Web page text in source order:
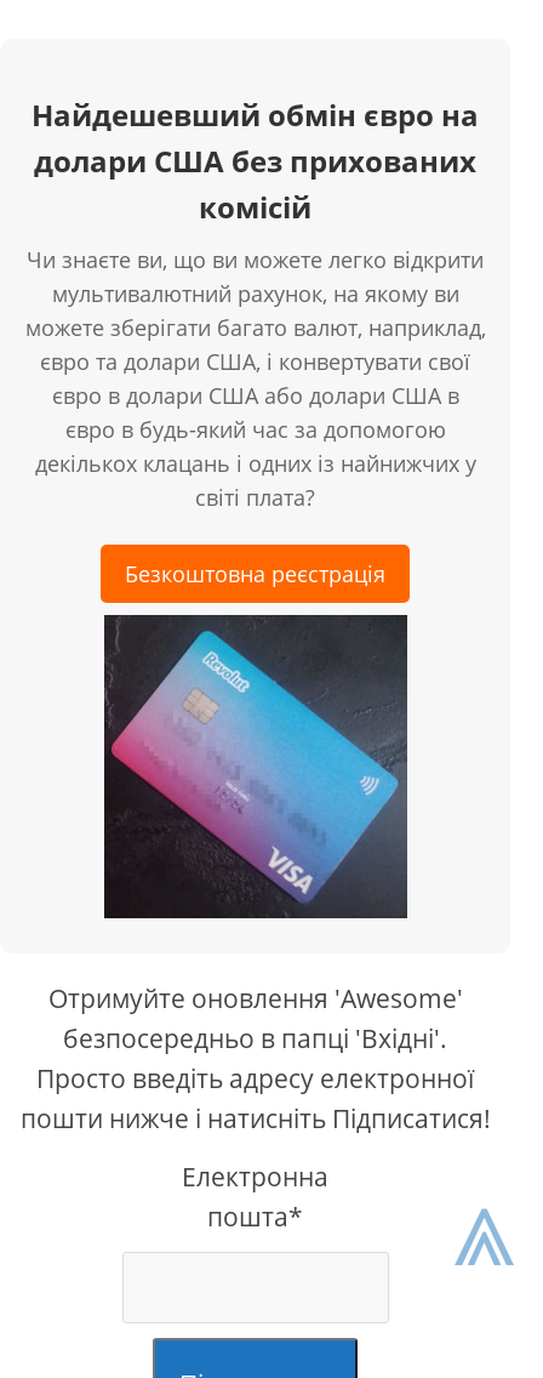
Найдешевший обмін євро на
долари США без прихованих
комісій
Чи знаєте ви, що ви можете легко відкрити
мультивалютний рахунок, на якому ви
можете зберігати багато валют, наприклад,
євро та долари США, і конвертувати свої
євро в долари США або долари США в
євро в будь-який час за допомогою
декількох клацань і одних із найнижчих у
світі плата?
Безкоштовна реєстрація
Отримуйте оновлення 'Awesome'
безпосередньо в папці 'Вхідні'.
Просто введіть адресу електронної
пошти нижче і натисніть Підписатися!
Електронна
пошта*
⩓